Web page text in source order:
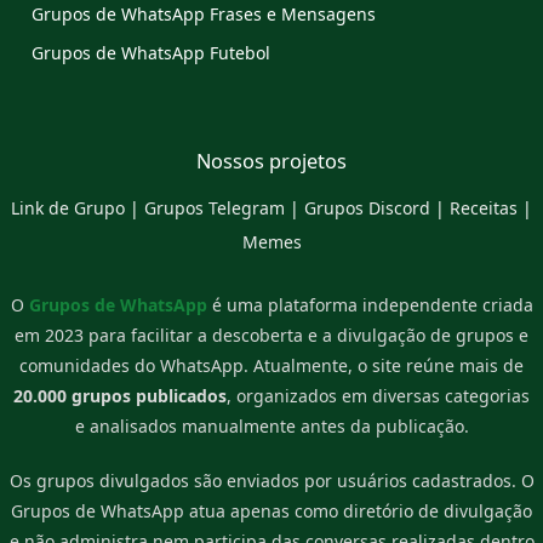
Grupos de WhatsApp Frases e Mensagens
Grupos de WhatsApp Futebol
Nossos projetos
Link de Grupo | Grupos Telegram | Grupos Discord | Receitas |
Memes
O Grupos de WhatsApp é uma plataforma independente criada
em 2023 para facilitar a descoberta e a divulgação de grupos e
comunidades do WhatsApp. Atualmente, o site reúne mais de
20.000 grupos publicados, organizados em diversas categorias
e analisados manualmente antes da publicação.
Os grupos divulgados são enviados por usuários cadastrados. O
Grupos de WhatsApp atua apenas como diretório de divulgação